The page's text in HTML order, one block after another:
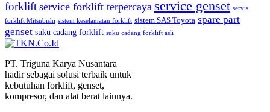
forklift service forklift terpercaya service genset servis
forklift Mitsubishi sistem keselamatan forklift sistem SAS Toyota spare part
genset suku cadang forklift suku cadang forklift asli
PT. Triguna Karya Nusantara
hadir sebagai solusi terbaik untuk
kebutuhan forklift, genset,
kompresor, dan alat berat lainnya.